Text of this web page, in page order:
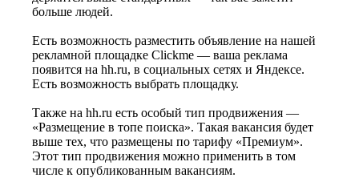
больше людей.
Есть возможность разместить объявление на нашей
рекламной площадке Clickme — ваша реклама
появится на hh.ru, в социальных сетях и Яндексе.
Есть возможность выбрать площадку.
Также на hh.ru есть особый тип продвижения —
«Размещение в топе поиска». Такая вакансия будет
выше тех, что размещены по тарифу «Премиум».
Этот тип продвижения можно применить в том
числе к опубликованным вакансиям.